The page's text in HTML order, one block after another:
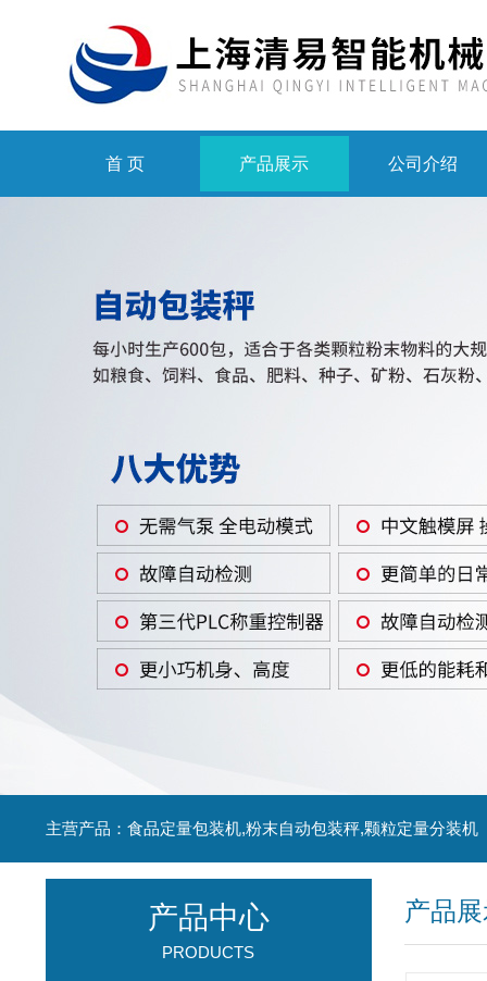
首 页 产品展示 公司介绍
主营产品：食品定量包装机,粉末自动包装秤,颗粒定量分装机
产品
产品中心
PRODUCTS